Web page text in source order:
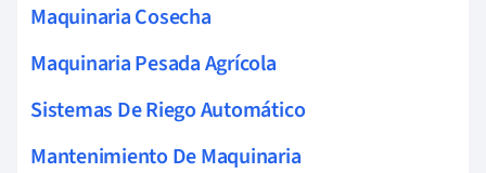
Maquinaria Cosecha
Maquinaria Pesada Agrícola
Sistemas De Riego Automático
Mantenimiento De Maquinaria